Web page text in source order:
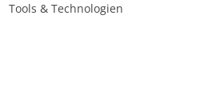
Tools & Technologien